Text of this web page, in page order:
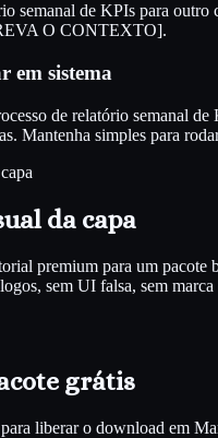
semanal de KPIs para
O CONTEXTO].
em sistema
de relatório semanal
Mantenha simples para
da capa
premium para um
sem UI falsa, sem
grátis
liberar o download em